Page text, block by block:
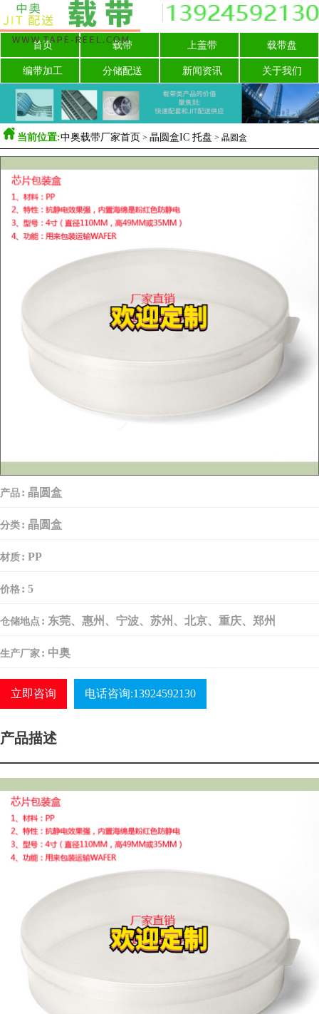
首页 载带 上盖带 载带盘
编带加工 分储配送 新闻资讯 关于我们
 当前位置:中奥载带厂家首页 > 晶圆盒IC 托盘 > 晶圆盒
产品 : 晶圆盒
分类 : 晶圆盒
材质 : PP
价格 : 5
仓储地点 : 东莞、惠州、宁波、苏州、北京、重庆、郑州
生产厂家 : 中奥
立即咨询 电话咨询:13924592130
产品描述